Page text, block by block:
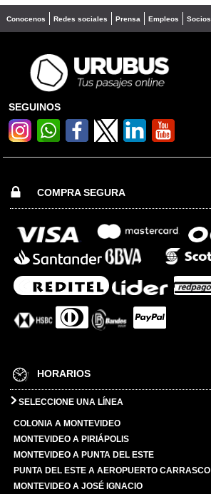
Conocenos Redes sociales Prensa Empleos Socios
SEGUINOS
COMPRA SEGURA
HORARIOS
SELECCIONE UNA LÍNEA
COLONIA A MONTEVIDEO
MONTEVIDEO A PIRIÁPOLIS
MONTEVIDEO A PUNTA DEL ESTE
PUNTA DEL ESTE A AEROPUERTO CARRASCO
MONTEVIDEO A JOSÉ IGNACIO